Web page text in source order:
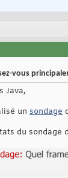
vous
Java,
un sondage
du sondage